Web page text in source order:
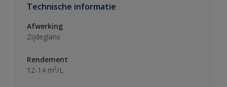
Technische informatie
Afwerking
Zijdeglans
Rendement
12-14 m²/L